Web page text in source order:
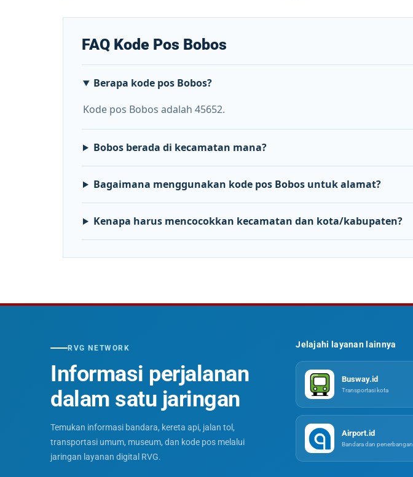
FAQ Kode Pos Bobos
Berapa kode pos Bobos?
Kode pos Bobos adalah 45652.
Bobos berada di kecamatan mana?
Bagaimana menggunakan kode pos Bobos untuk alamat?
Kenapa harus mencocokkan kecamatan dan kota/kabupaten?
RVG NETWORK
Informasi perjalanan
dalam satu jaringan
Temukan informasi bandara, kereta api, jalan tol,
transportasi umum, museum, dan kode pos melalui
jaringan layanan digital RVG.
Jelajahi layanan lainnya
Busway.id
Transportasi kota
Airport.id
Bandara dan penerbangan